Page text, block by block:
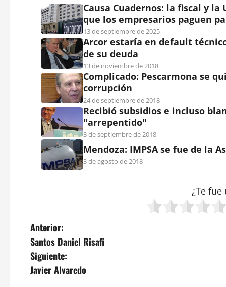
Causa Cuadernos: la fiscal y
que los empresarios paguen
13 de septiembre de 2025
Arcor estaría en default
de su deuda
13 de noviembre de 2018
Complicado: Pescarmona se
corrupción
24 de septiembre de 2018
Recibió subsidios e incluso
"arrepentido"
3 de septiembre de 2018
Mendoza: IMPSA se fue de la
3 de agosto de 2018
¿Te fue
N
a
v
Anterior:
Santos Daniel Risafi
Siguiente:
Javier Alvaredo